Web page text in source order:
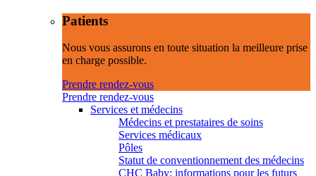
Patients
Nous vous assurons en toute situation la meilleure prise
en charge possible.
Prendre rendez-vous
Prendre rendez-vous
Services et médecins
Médecins et prestataires de soins
Services médicaux
Pôles
Statut de conventionnement des médecins
CHC Baby: informations pour les futurs